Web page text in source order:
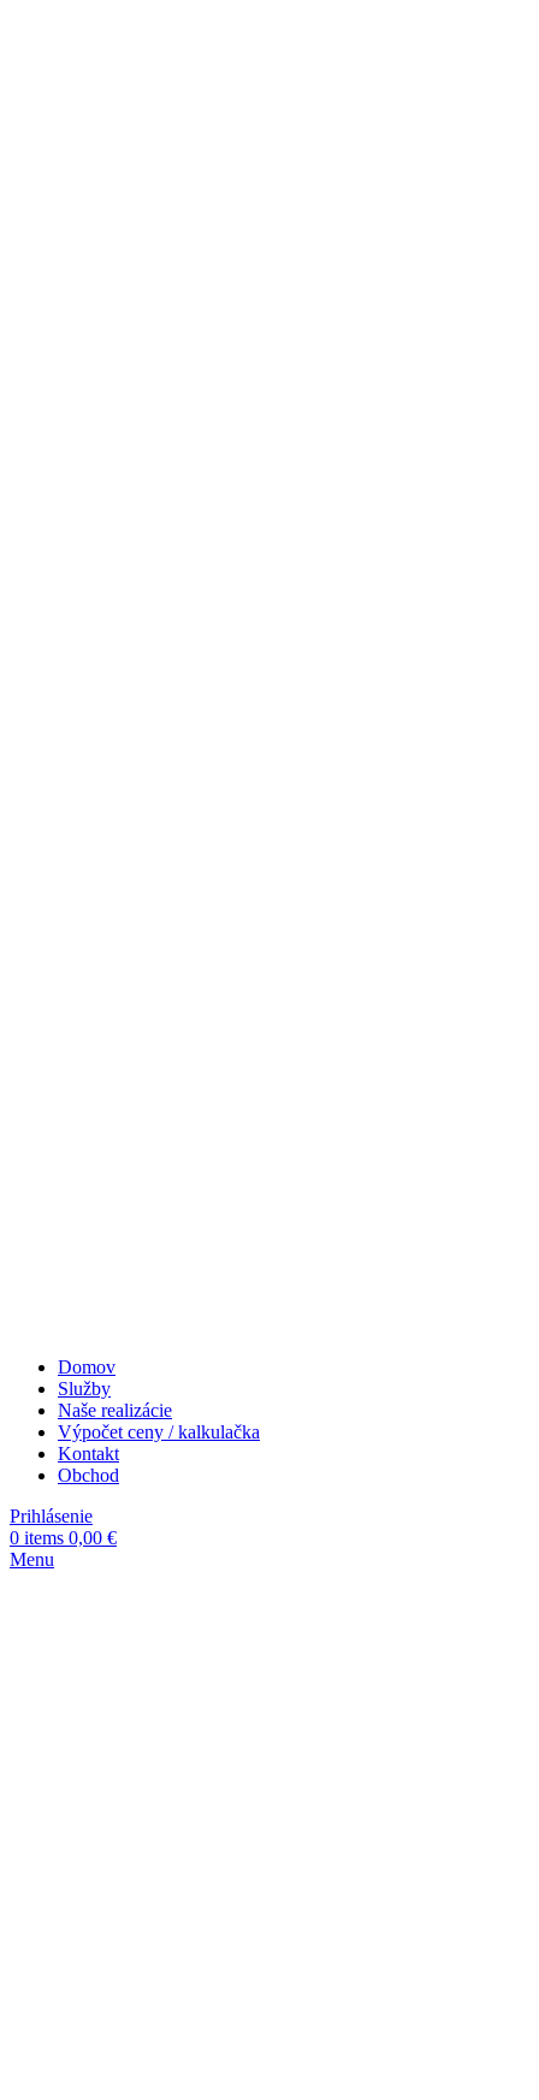
Domov
Služby
Naše realizácie
Výpočet ceny / kalkulačka
Kontakt
Obchod
Prihlásenie
0 items 0,00 €
Menu